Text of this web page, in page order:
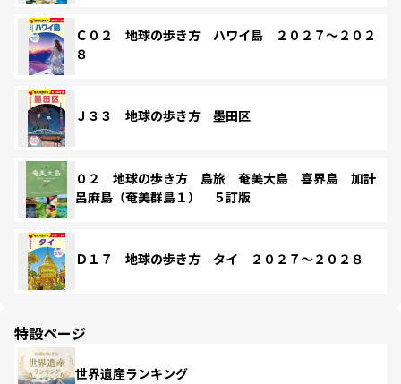
Ｃ０２ 地球の歩き方 ハワイ島 ２０２７～２０２
８
Ｊ３３ 地球の歩き方 墨田区
０２ 地球の歩き方 島旅 奄美大島 喜界島 加計
呂麻島（奄美群島１） ５訂版
Ｄ１７ 地球の歩き方 タイ ２０２７～２０２８
特設ページ
世界遺産ランキング